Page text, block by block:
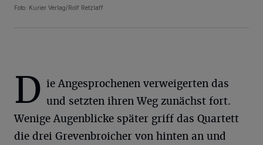
Foto: Kurier Verlag/Rolf Retzlaff
D ie Angesprochenen verweigerten das
und setzten ihren Weg zunächst fort.
Wenige Augenblicke später griff das Quartett
die drei Grevenbroicher von hinten an und